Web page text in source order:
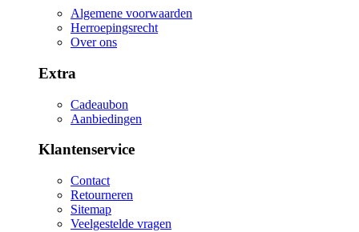
Algemene voorwaarden
Herroepingsrecht
Over ons
Extra
Cadeaubon
Aanbiedingen
Klantenservice
Contact
Retourneren
Sitemap
Veelgestelde vragen